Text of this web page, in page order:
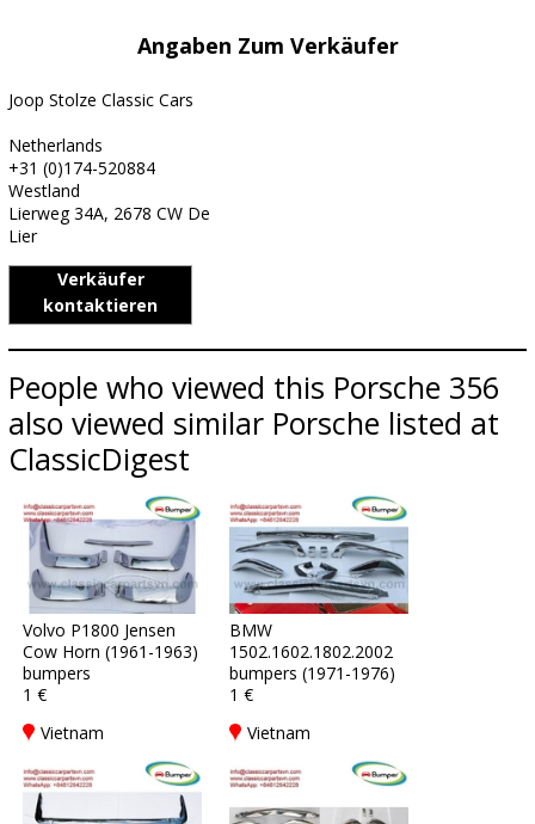
Angaben Zum Verkäufer
Joop Stolze Classic Cars
Netherlands
+31 (0)174-520884
Westland
Lierweg 34A, 2678 CW De
Lier
Verkäufer
kontaktieren
People who viewed this Porsche 356
also viewed similar Porsche listed at
ClassicDigest
Volvo P1800 Jensen
Cow Horn (1961-1963)
bumpers
1 €
Vietnam
BMW
1502.1602.1802.2002
bumpers (1971-1976)
1 €
Vietnam